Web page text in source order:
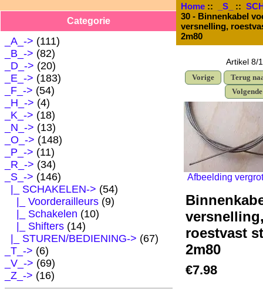
Categorie
_A_-> (111)
_B_-> (82)
_D_-> (20)
_E_-> (183)
_F_-> (54)
_H_-> (4)
_K_-> (18)
_N_-> (13)
_O_-> (148)
_P_-> (11)
_R_-> (34)
_S_-> (146)
|_ SCHAKELEN-> (54)
|_ Voorderailleurs (9)
|_ Schakelen (10)
|_ Shifters (14)
|_ STUREN/BEDIENING-> (67)
_T_-> (6)
_V_-> (69)
_Z_-> (16)
Home:: _S_ ::
30 - Binnenkabel
versnelling,
2m80
Artikel 8/
Vorige
Terug
Afbeelding
roestvast
2m80
€7.98